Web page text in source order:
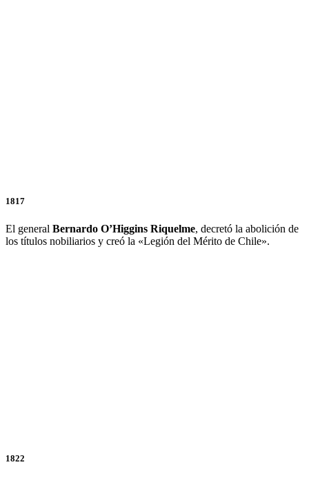
1817
El general Bernardo O’Higgins Riquelme, decretó la abolición de
los títulos nobiliarios y creó la «Legión del Mérito de Chile».
1822